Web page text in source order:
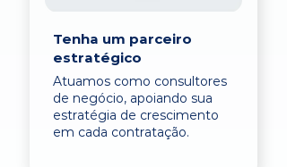
Tenha um parceiro
estratégico
Atuamos como consultores
de negócio, apoiando sua
estratégia de crescimento
em cada contratação.